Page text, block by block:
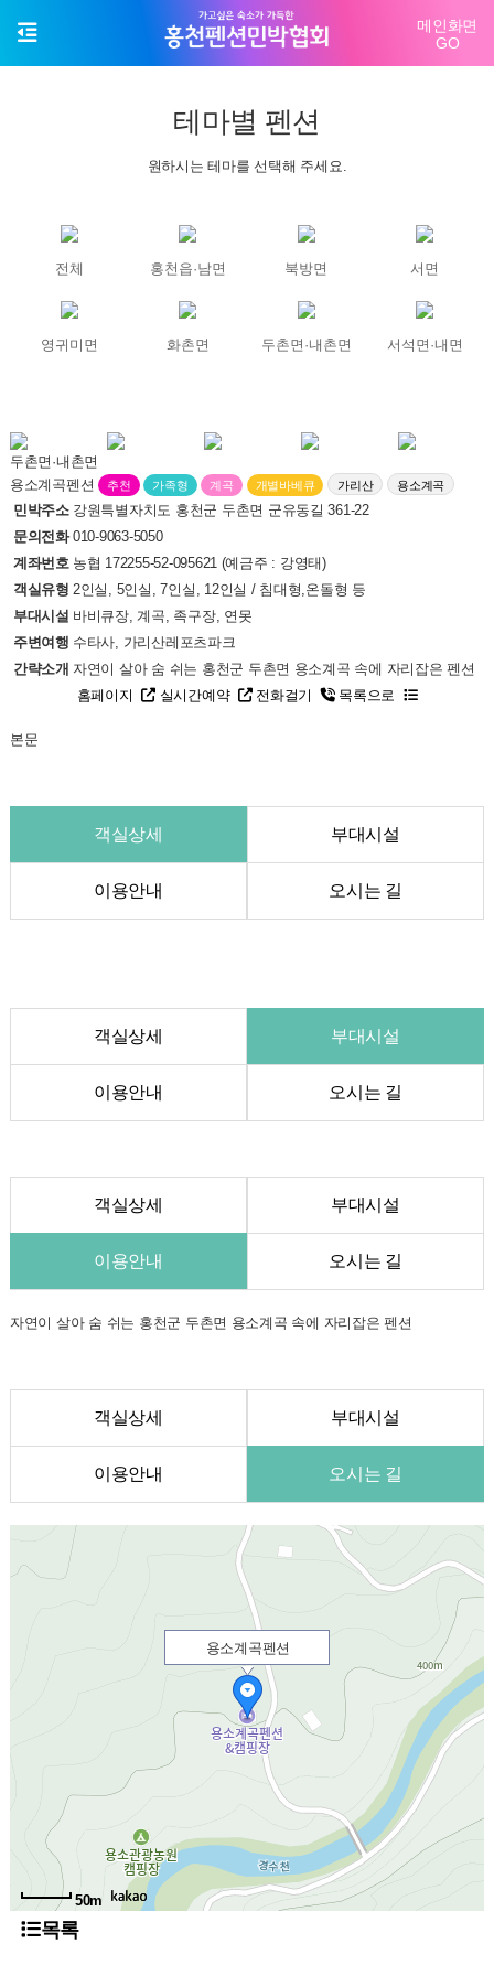
메인화면
GO
테마별 펜션
원하시는 테마를 선택해 주세요.
전체 홍천읍·남면 북방면 서면
영귀미면 화촌면 두촌면·내촌면 서석면·내면
두촌면·내촌면
용소계곡펜션
추천 가족형 계곡 개별바베큐 가리산 용소계곡
민박주소 강원특별자치도 홍천군 두촌면 군유동길 361-22
문의전화 010-9063-5050
계좌번호 농협 172255-52-095621 (예금주 : 강영태)
객실유형 2인실, 5인실, 7인실, 12인실 / 침대형,온돌형 등
부대시설 바비큐장, 계곡, 족구장, 연못
주변여행 수타사, 가리산레포츠파크
간략소개 자연이 살아 숨 쉬는 홍천군 두촌면 용소계곡 속에 자리잡은 펜션
홈페이지
실시간예약 전화걸기 목록으로
본문
객실상세 부대시설
이용안내 오시는 길
객실상세 부대시설
이용안내 오시는 길
객실상세 부대시설
이용안내 오시는 길
자연이 살아 숨 쉬는 홍천군 두촌면 용소계곡 속에 자리잡은 펜션
객실상세 부대시설
이용안내 오시는 길
용소계곡펜션
50m
목록